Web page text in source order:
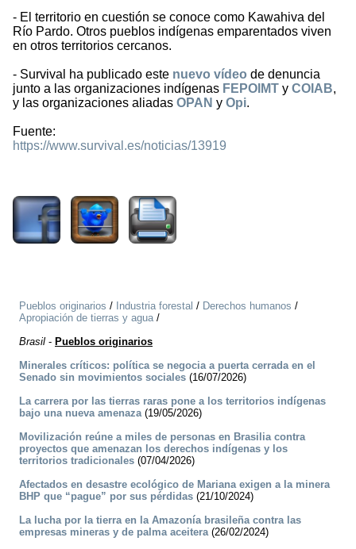
- El territorio en cuestión se conoce como Kawahiva del
Río Pardo. Otros pueblos indígenas emparentados viven
en otros territorios cercanos.
- Survival ha publicado este nuevo vídeo de denuncia
junto a las organizaciones indígenas FEPOIMT y COIAB,
y las organizaciones aliadas OPAN y Opi.
Fuente:
https://www.survival.es/noticias/13919
Pueblos originarios / Industria forestal / Derechos humanos /
Apropiación de tierras y agua/
Brasil - Pueblos originarios
Minerales críticos: política se negocia a puerta cerrada en el
Senado sin movimientos sociales (16/07/2026)
La carrera por las tierras raras pone a los territorios indígenas
bajo una nueva amenaza(19/05/2026)
Movilización reúne a miles de personas en Brasilia contra
proyectos que amenazan los derechos indígenas y los
territorios tradicionales (07/04/2026)
Afectados en desastre ecológico de Mariana exigen a la minera
BHP que “pague” por sus pérdidas (21/10/2024)
La lucha por la tierra en la Amazonía brasileña contra las
empresas mineras y de palma aceitera(26/02/2024)